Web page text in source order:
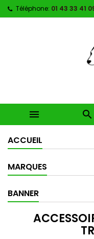
Téléphone: 01 43 33 41
 
ACCUEIL
MARQUES
BANNER